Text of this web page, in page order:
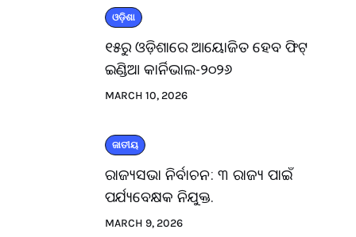
ଓଡ଼ିଶା
୧୫ରୁ ଓଡ଼ିଶାରେ ଆୟୋଜିତ ହେବ ଫିଟ୍
ଇଣ୍ଡିଆ କାର୍ନିଭାଲ-୨୦୨୬
MARCH 10, 2026
ଜାତୀୟ
ରାଜ୍ୟସଭା ନିର୍ବାଚନ: ୩ ରାଜ୍ୟ ପାଇଁ
ପର୍ଯ୍ୟବେକ୍ଷକ ନିଯୁକ୍ତ.
MARCH 9, 2026